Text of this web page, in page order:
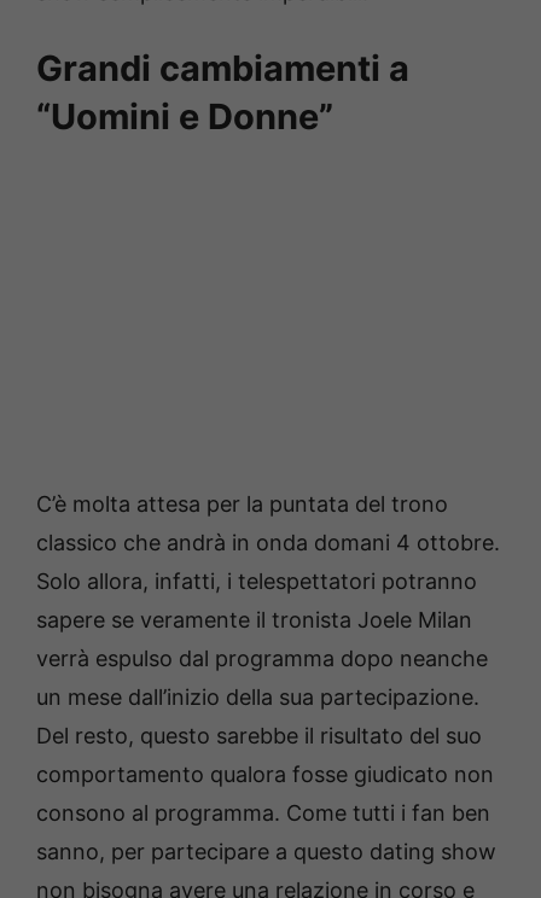
Grandi cambiamenti a
“Uomini e Donne”
C’è molta attesa per la puntata del trono
classico che andrà in onda domani 4 ottobre.
Solo allora, infatti, i telespettatori potranno
sapere se veramente il tronista Joele Milan
verrà espulso dal programma dopo neanche
un mese dall’inizio della sua partecipazione.
Del resto, questo sarebbe il risultato del suo
comportamento qualora fosse giudicato non
consono al programma. Come tutti i fan ben
sanno, per partecipare a questo dating show
non bisogna avere una relazione in corso e